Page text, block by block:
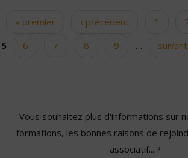
Pages
« premier ‹ précédent 1
5
6 7 8 9 … suivant
Vous souhaitez plus d'informations sur
formations, les bonnes raisons de
associatif... ?